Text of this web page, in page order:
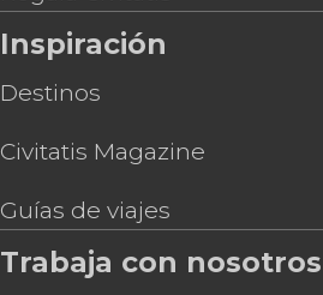
Inspiración
Destinos
Civitatis Magazine
Guías de viajes
Trabaja con nosotros